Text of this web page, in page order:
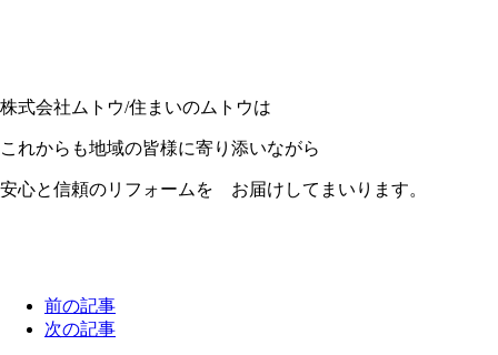
株式会社ムトウ/住まいのムトウは
これからも地域の皆様に寄り添いながら
安心と信頼のリフォームを お届けしてまいります。
前の記事
次の記事